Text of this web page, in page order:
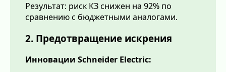
Результат: риск КЗ снижен на 92% по
сравнению с бюджетными аналогами.
2. Предотвращение искрения
Инновации Schneider Electric: